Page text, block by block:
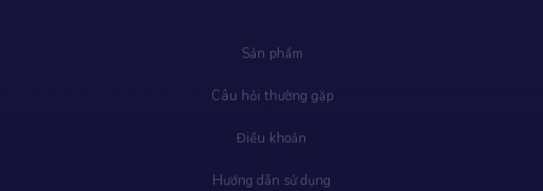
Sản phẩm
Câu hỏi thường gặp
Điều khoản
Hướng dẫn sử dụng